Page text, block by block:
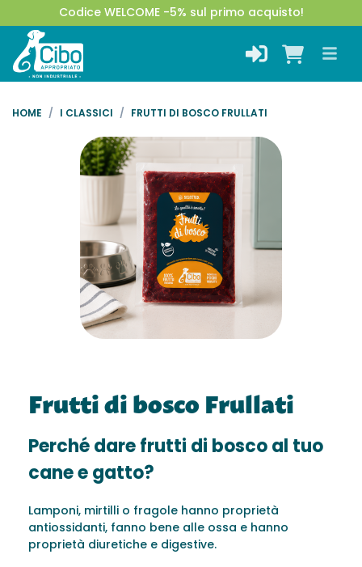
Codice WELCOME -5% sul primo acquisto!
HOME I CLASSICI FRUTTI DI BOSCO FRULLATI
Frutti di bosco Frullati
Perché dare frutti di bosco al tuo
cane e gatto?
Lamponi, mirtilli o fragole hanno proprietà
antiossidanti, fanno bene alle ossa e hanno
proprietà diuretiche e digestive.